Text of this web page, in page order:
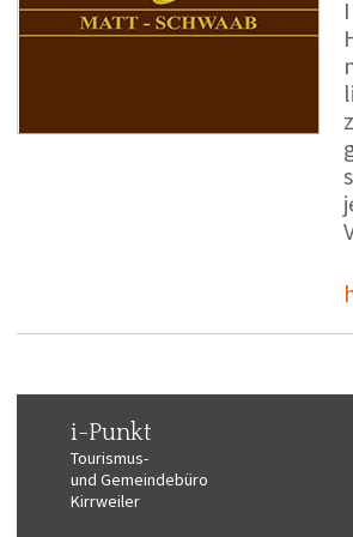
i-Punkt
Tourismus-
und Gemeindebüro
Kirrweiler